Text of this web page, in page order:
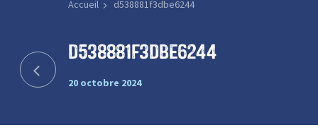
Accueil d538881f3dbe6244
d538881f3dbe6244
20 octobre 2024